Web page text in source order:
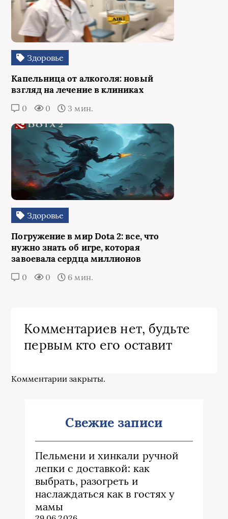
Здоровье
Капельница от алкоголя: новый
взгляд на лечение в клиниках
0 0 3 мин.
Здоровье
Погружение в мир Dota 2: все, что
нужно знать об игре, которая
завоевала сердца миллионов
0 0 6 мин.
Комментариев нет, будьте
первым кто его оставит
Комментарии закрыты.
Свежие записи
Пельмени и хинкали ручной
лепки с доставкой: как
выбрать, разогреть и
наслаждаться как в гостях у
мамы